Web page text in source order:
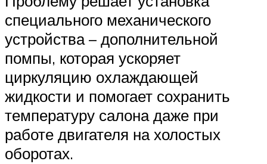
специального механического
устройства – дополнительной
помпы, которая ускоряет
циркуляцию охлаждающей
жидкости и помогает сохранить
температуру салона даже при
работе двигателя на холостых
оборотах.